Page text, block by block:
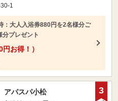
1
：大人入浴券880円を2名様分ご
プレゼント
お得！）
パスパ小松
3